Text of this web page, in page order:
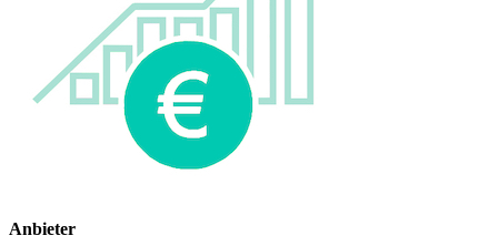
Anbieter